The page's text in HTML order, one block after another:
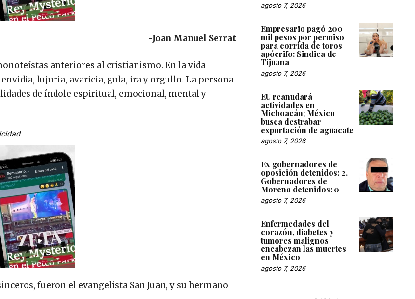
-Joan Manuel Serrat
anteriores al cristianismo. En la vida
lujuria, avaricia, gula, ira y orgullo. La persona
de índole espiritual, emocional, mental y
fueron el evangelista San Juan, y su hermano
agosto 7, 2026
Empresario pagó 200
mil pesos por permiso
para corrida de toros
apócrifo: Sindica de
Tijuana
agosto 7, 2026
EU reanudará
actividades en
Michoacán; México
busca destrabar
exportación de aguacate
agosto 7, 2026
Ex gobernadores de
oposición detenidos: 2.
Gobernadores de
Morena detenidos: 0
agosto 7, 2026
Enfermedades del
corazón, diabetes y
tumores malignos
encabezan las muertes
en México
agosto 7, 2026